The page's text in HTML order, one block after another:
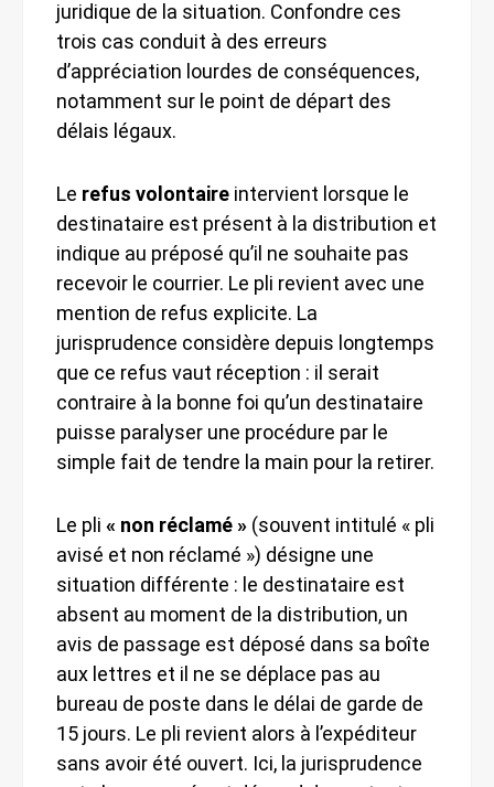
juridique de la situation. Confondre ces
trois cas conduit à des erreurs
d’appréciation lourdes de conséquences,
notamment sur le point de départ des
délais légaux.
Le refus volontaire intervient lorsque le
destinataire est présent à la distribution et
indique au préposé qu’il ne souhaite pas
recevoir le courrier. Le pli revient avec une
mention de refus explicite. La
jurisprudence considère depuis longtemps
que ce refus vaut réception : il serait
contraire à la bonne foi qu’un destinataire
puisse paralyser une procédure par le
simple fait de tendre la main pour la retirer.
Le pli « non réclamé » (souvent intitulé « pli
avisé et non réclamé ») désigne une
situation différente : le destinataire est
absent au moment de la distribution, un
avis de passage est déposé dans sa boîte
aux lettres et il ne se déplace pas au
bureau de poste dans le délai de garde de
15 jours. Le pli revient alors à l’expéditeur
sans avoir été ouvert. Ici, la jurisprudence